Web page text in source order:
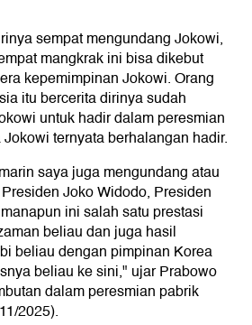
sempat mengundang Jokowi,
mangkrak ini bisa dikebut
kepemimpinan Jokowi. Orang
itu bercerita dirinya sudah
untuk hadir dalam peresmian
ternyata berhalangan hadir.
saya juga mengundang atau
Joko Widodo, Presiden
ini salah satu prestasi
beliau dan juga hasil
beliau dengan pimpinan Korea
beliau ke sini," ujar Prabowo
dalam peresmian pabrik
2025).